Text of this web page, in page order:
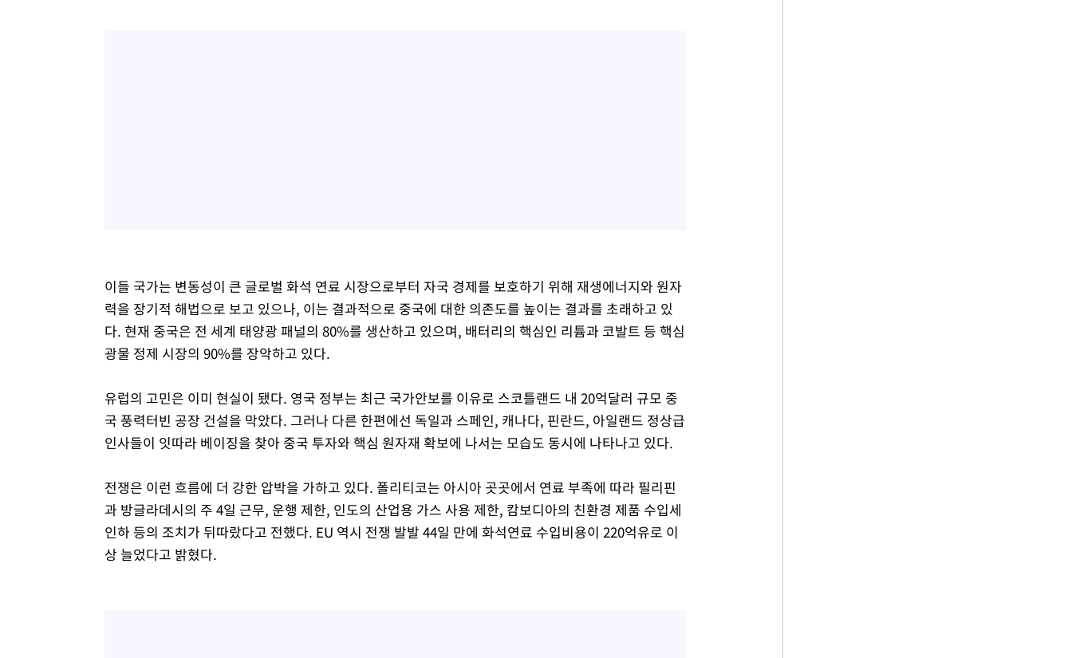
이들 국가는 변동성이 큰 글로벌 화석 연료 시장으로부터 자국 경제를 보호하기 위해 재생에너지와 원자
력을 장기적 해법으로 보고 있으나, 이는 결과적으로 중국에 대한 의존도를 높이는 결과를 초래하고 있
다. 현재 중국은 전 세계 태양광 패널의 80%를 생산하고 있으며, 배터리의 핵심인 리튬과 코발트 등 핵심
광물 정제 시장의 90%를 장악하고 있다.
유럽의 고민은 이미 현실이 됐다. 영국 정부는 최근 국가안보를 이유로 스코틀랜드 내 20억달러 규모 중
국 풍력터빈 공장 건설을 막았다. 그러나 다른 한편에선 독일과 스페인, 캐나다, 핀란드, 아일랜드 정상급
인사들이 잇따라 베이징을 찾아 중국 투자와 핵심 원자재 확보에 나서는 모습도 동시에 나타나고 있다.
전쟁은 이런 흐름에 더 강한 압박을 가하고 있다. 폴리티코는 아시아 곳곳에서 연료 부족에 따라 필리핀
과 방글라데시의 주 4일 근무, 운행 제한, 인도의 산업용 가스 사용 제한, 캄보디아의 친환경 제품 수입세
인하 등의 조치가 뒤따랐다고 전했다. EU 역시 전쟁 발발 44일 만에 화석연료 수입비용이 220억유로 이
상 늘었다고 밝혔다.